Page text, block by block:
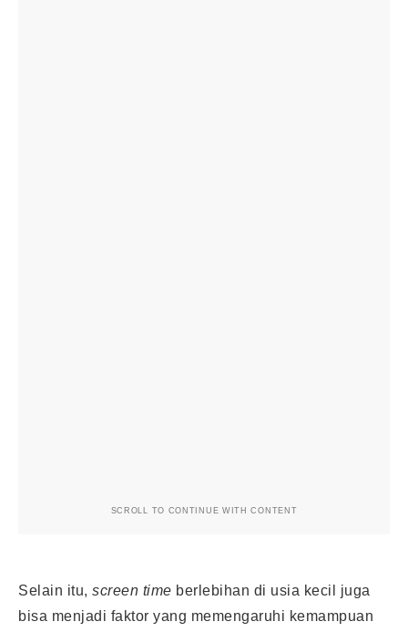
SCROLL TO CONTINUE WITH CONTENT
Selain itu, screen time berlebihan di usia kecil juga
bisa menjadi faktor yang memengaruhi kemampuan